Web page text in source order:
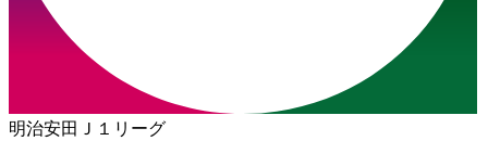
明治安田Ｊ１リーグ